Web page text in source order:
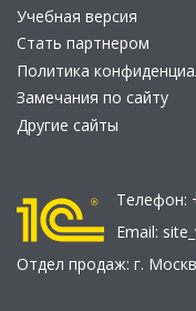
Учебная версия
Стать партнером
Политика
Замечания по сайту
Другие сайты
Телефон:
Email:
Отдел продаж: г.